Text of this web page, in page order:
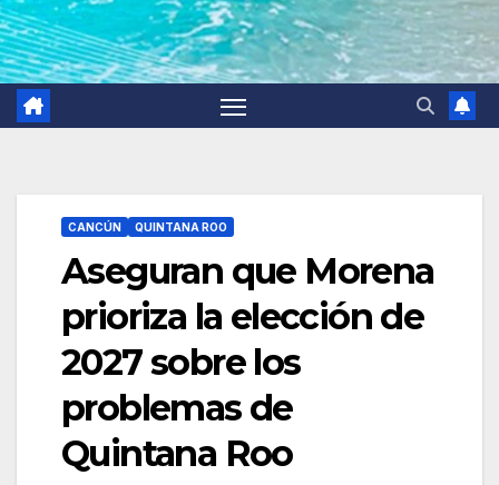
CANCÚN QUINTANA ROO
Aseguran que Morena
prioriza la elección de
2027 sobre los
problemas de
Quintana Roo